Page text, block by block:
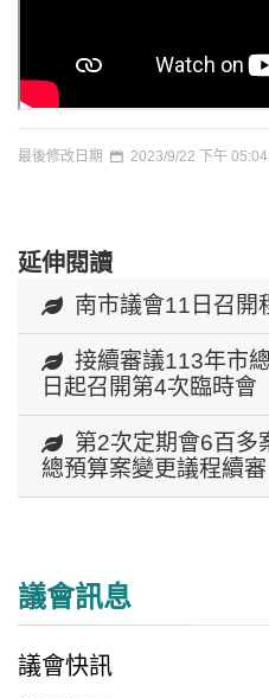
最後修改日期 2023/9/22 下午
延伸閱讀
南市議會11日召開
接續審議113年市
日起召開第4次臨時會
第2次定期會6百多
總預算案變更議程續審
議會訊息
議會快訊